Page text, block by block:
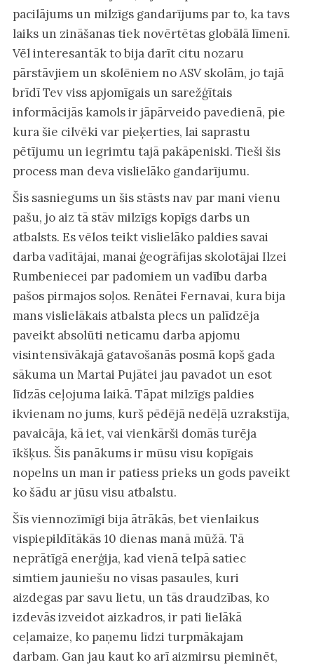
pacilājums un milzīgs gandarījums par to, ka tavs
laiks un zināšanas tiek novērtētas globālā līmenī.
Vēl interesantāk to bija darīt citu nozaru
pārstāvjiem un skolēniem no ASV skolām, jo tajā
brīdī Tev viss apjomīgais un sarežģītais
informācijās kamols ir jāpārveido pavedienā, pie
kura šie cilvēki var pieķerties, lai saprastu
pētījumu un iegrimtu tajā pakāpeniski. Tieši šis
process man deva vislielāko gandarījumu.
Šis sasniegums un šis stāsts nav par mani vienu
pašu, jo aiz tā stāv milzīgs kopīgs darbs un
atbalsts. Es vēlos teikt vislielāko paldies savai
darba vadītājai, manai ģeogrāfijas skolotājai Ilzei
Rumbeniecei par padomiem un vadību darba
pašos pirmajos soļos. Renātei Fernavai, kura bija
mans vislielākais atbalsta plecs un palīdzēja
paveikt absolūti neticamu darba apjomu
visintensīvākajā gatavošanās posmā kopš gada
sākuma un Martai Pujātei jau pavadot un esot
līdzās ceļojuma laikā. Tāpat milzīgs paldies
ikvienam no jums, kurš pēdējā nedēļā uzrakstīja,
pavaicāja, kā iet, vai vienkārši domās turēja
īkšķus. Šis panākums ir mūsu visu kopīgais
nopelns un man ir patiess prieks un gods paveikt
ko šādu ar jūsu visu atbalstu.
Šīs viennozīmīgi bija ātrākās, bet vienlaikus
vispiepildītākās 10 dienas manā mūžā. Tā
neprātīgā enerģija, kad vienā telpā satiec
simtiem jauniešu no visas pasaules, kuri
aizdegas par savu lietu, un tās draudzības, ko
izdevās izveidot aizkadros, ir pati lielākā
ceļamaize, ko paņemu līdzi turpmākajam
darbam. Gan jau kaut ko arī aizmirsu pieminēt,